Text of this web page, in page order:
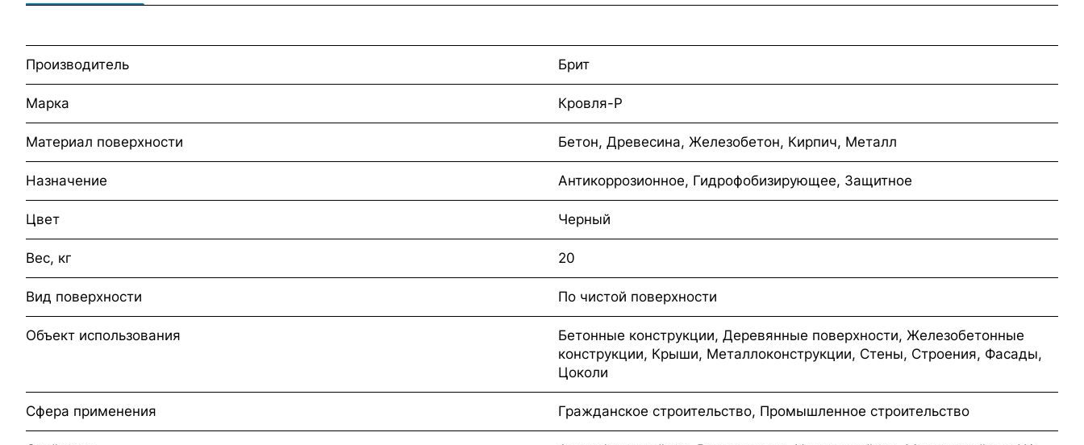
Производитель Брит
Марка Кровля-Р
Материал поверхности Бетон, Древесина, Железобетон, Кирпич, Металл
Назначение Антикоррозионное, Гидрофобизирующее, Защитное
Цвет Черный
Вес, кг 20
Вид поверхности По чистой поверхности
Объект использования
Бетонные конструкции, Деревянные поверхности, Железобетонные
конструкции, Крыши, Металлоконструкции, Стены, Строения, Фасады,
Цоколи
Сфера применения Гражданское строительство, Промышленное строительство